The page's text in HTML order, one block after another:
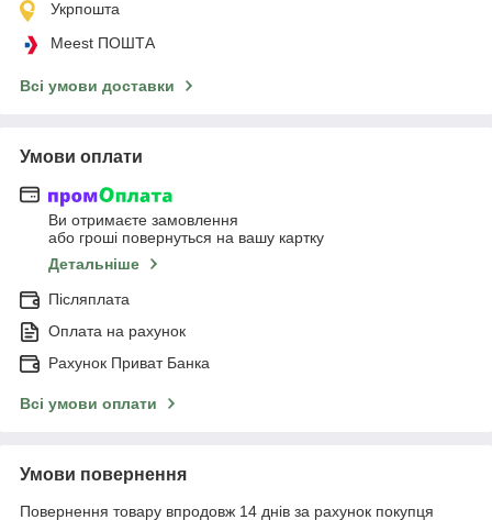
Укрпошта
Meest ПОШТА
Всі умови доставки
Умови оплати
Ви отримаєте замовлення
або гроші повернуться на вашу картку
Детальніше
Післяплата
Оплата на рахунок
Рахунок Приват Банка
Всі умови оплати
Умови повернення
Повернення товару впродовж 14 днів за рахунок покупця